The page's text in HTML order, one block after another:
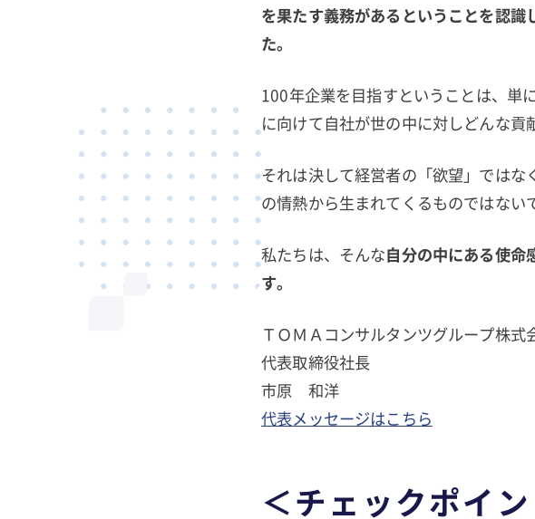
を果たす義務があるということを認識
た。
100年企業を目指すということは、単
に向けて自社が世の中に対しどんな貢
それは決して経営者の「欲望」では
の情熱から生まれてくるものではない
私たちは、そんな自分の中にある使命
す。
ＴＯＭＡコンサルタンツグループ株式
代表取締役社長
市原 和洋
代表メッセージはこちら
＜チェックポイ